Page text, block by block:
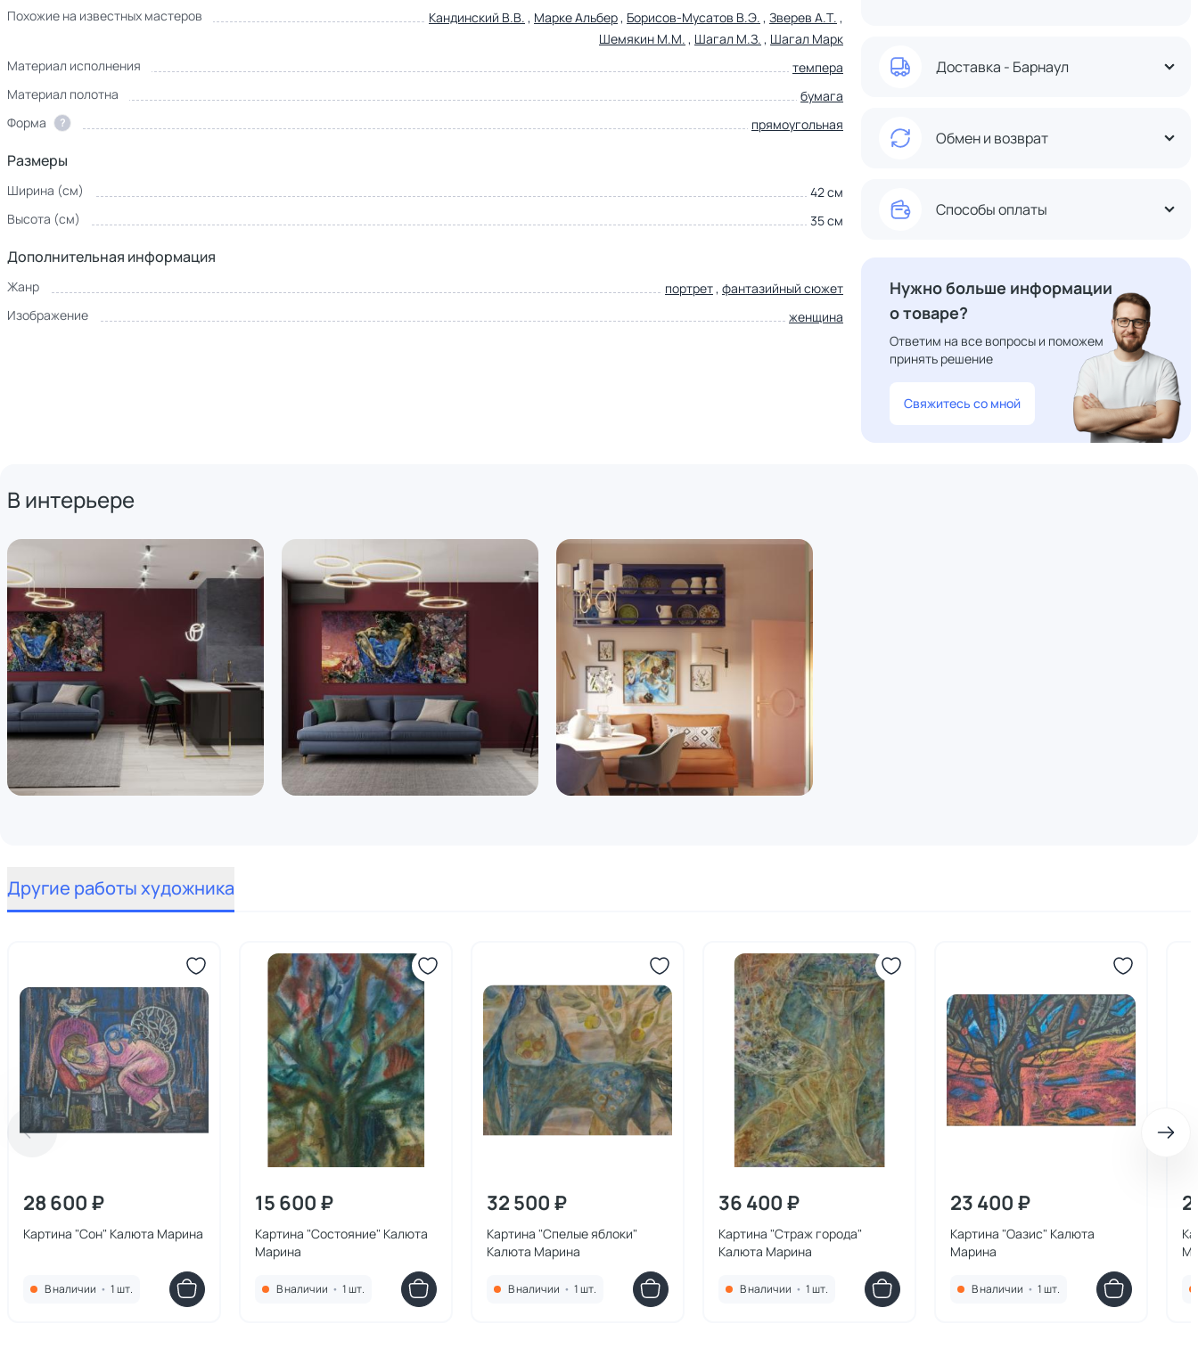
Похожие на известных мастеров
Кандинский В.В. , Марке Альбер, Борисов-Мусатов В.Э. , Зверев А.Т. ,
Шемякин М.М. , Шагал М.З. , Шагал Марк
Материал исполнения
темпера
Материал полотна
бумага
Форма
? прямоугольная
Размеры
Ширина (см)
42 см
Высота (см)
35 см
Дополнительная информация
Жанр портрет, фантазийный сюжет
Изображение
женщина
Доставка - Барнаул
Обмен и возврат
Способы оплаты
Нужно больше информации
о товаре?
Ответим на все вопросы и поможем
принять решение
Свяжитесь со мной
В интерьере
Другие работы художника
28 600 ₽
Картина "Сон" Калюта Марина
В наличии • 1 шт.
15 600 ₽
Картина "Состояние" Калюта
Марина
В наличии • 1 шт.
32 500 ₽
Картина "Спелые яблоки"
Калюта Марина
В наличии • 1 шт.
36 400 ₽
Картина "Страж города"
Калюта Марина
В наличии • 1 шт.
23 400 ₽
Картина "Оазис" Калюта
Марина
В наличии • 1 шт.